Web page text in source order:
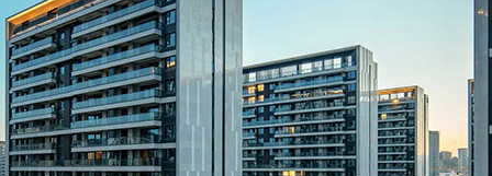
钢结构工程
古建修缮及仿古建筑工程
市政桥梁工程
装饰装修工程